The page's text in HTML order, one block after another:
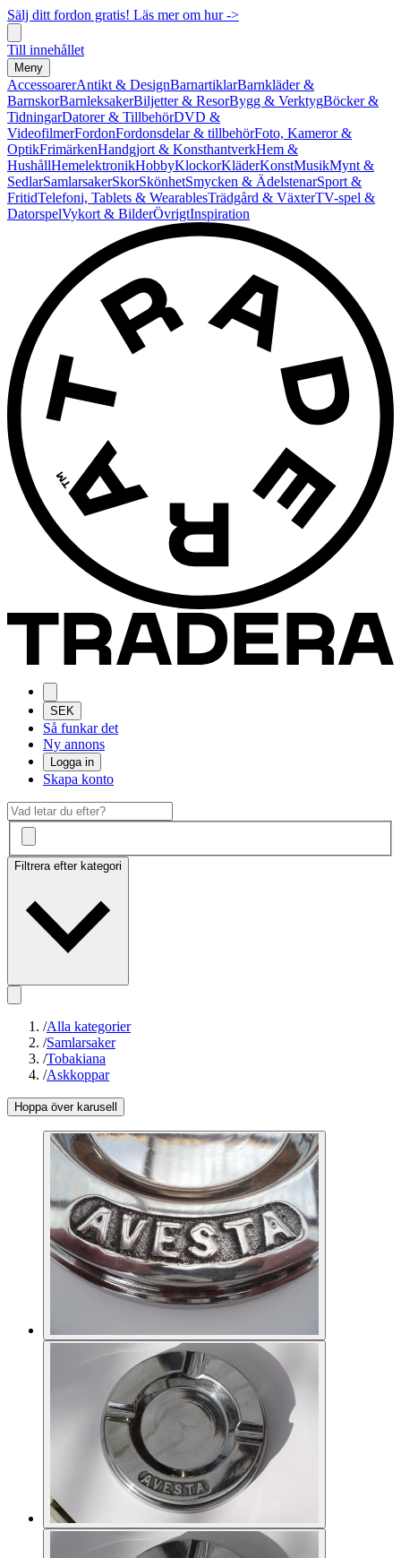
Sälj ditt fordon gratis! Läs mer om hur ->
Till innehållet
Meny
AccessoarerAntikt & DesignBarnartiklarBarnkläder &
BarnskorBarnleksakerBiljetter & ResorBygg & VerktygBöcker &
TidningarDatorer & TillbehörDVD &
VideofilmerFordonFordonsdelar & tillbehörFoto, Kameror &
OptikFrimärkenHandgjort & KonsthantverkHem &
HushållHemelektronikHobbyKlockorKläderKonstMusikMynt &
SedlarSamlarsakerSkorSkönhetSmycken & ÄdelstenarSport &
FritidTelefoni, Tablets & WearablesTrädgård & VäxterTV-spel &
DatorspelVykort & BilderÖvrigtInspiration
SEK
Så funkar det
Ny annons
Logga in
Skapa konto
Filtrera efter kategori
/Alla kategorier
/Samlarsaker
/Tobakiana
/Askkoppar
Hoppa över karusell